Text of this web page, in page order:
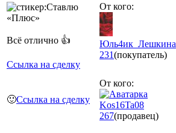
Всё отлично 👍
Ссылка на сделку
От кого:
Юль4ик_Лешкина
231(покупатель)
🙂Ссылка на сделку
От кого:
Kos16Ta08
267(продавец)